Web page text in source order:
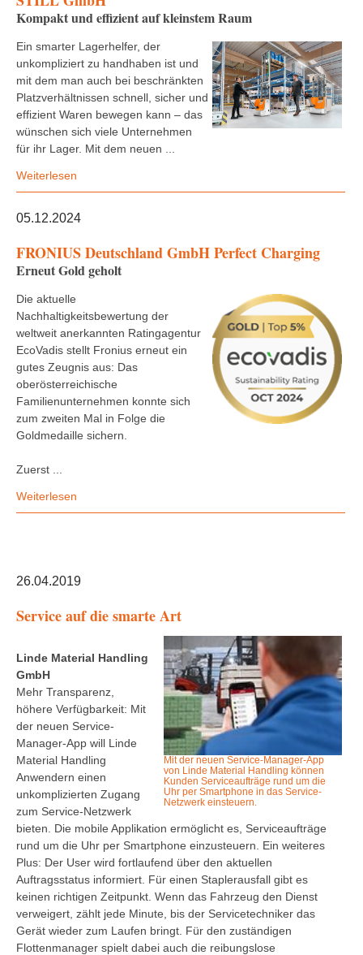
Kompakt und effizient auf kleinstem Raum
Ein smarter Lagerhelfer, der
unkompliziert zu handhaben ist und
mit dem man auch bei beschränkten
Platzverhältnissen schnell, sicher und
effizient Waren bewegen kann – das
wünschen sich viele Unternehmen
für ihr Lager. Mit dem neuen ...
Weiterlesen
05.12.2024
FRONIUS Deutschland GmbH Perfect Charging
Erneut Gold geholt
Die aktuelle
Nachhaltigkeitsbewertung der
weltweit anerkannten Ratingagentur
EcoVadis stellt Fronius erneut ein
gutes Zeugnis aus: Das
oberösterreichische
Familienunternehmen konnte sich
zum zweiten Mal in Folge die
Goldmedaille sichern.
Zuerst ...
Weiterlesen
26.04.2019
Service auf die smarte Art
Mit der neuen Service-Manager-App
von Linde Material Handling können
Kunden Serviceaufträge rund um die
Uhr per Smartphone in das Service-
Netzwerk einsteuern.
Linde Material Handling
GmbH
Mehr Transparenz,
höhere Verfügbarkeit: Mit
der neuen Service-
Manager-App will Linde
Material Handling
Anwendern einen
unkomplizierten Zugang
zum Service-Netzwerk
bieten. Die mobile Applikation ermöglicht es, Serviceaufträge
rund um die Uhr per Smartphone einzusteuern. Ein weiteres
Plus: Der User wird fortlaufend über den aktuellen
Auftragsstatus informiert. Für einen Staplerausfall gibt es
keinen richtigen Zeitpunkt. Wenn das Fahrzeug den Dienst
verweigert, zählt jede Minute, bis der Servicetechniker das
Gerät wieder zum Laufen bringt. Für den zuständigen
Flottenmanager spielt dabei auch die reibungslose